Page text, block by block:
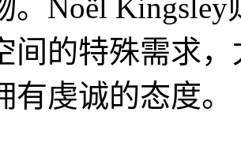
。Noël
间的特殊需求
有虔诚的态度。